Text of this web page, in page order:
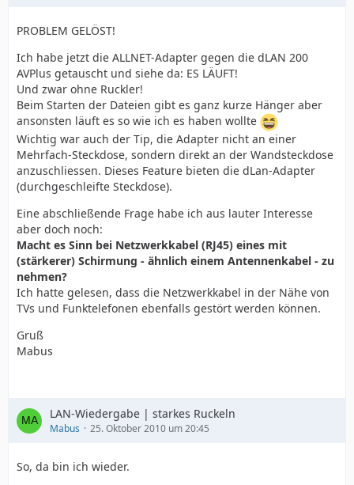
PROBLEM GELÖST!
Ich habe jetzt die ALLNET-Adapter gegen die dLAN 200
AVPlus getauscht und siehe da: ES LÄUFT!
Und zwar ohne Ruckler!
Beim Starten der Dateien gibt es ganz kurze Hänger aber
ansonsten läuft es so wie ich es haben wollte
Wichtig war auch der Tip, die Adapter nicht an einer
Mehrfach-Steckdose, sondern direkt an der Wandsteckdose
anzuschliessen. Dieses Feature bieten die dLan-Adapter
(durchgeschleifte Steckdose).
Eine abschließende Frage habe ich aus lauter Interesse
aber doch noch:
Macht es Sinn bei Netzwerkkabel (RJ45) eines mit
(stärkerer) Schirmung - ähnlich einem Antennenkabel - zu
nehmen?
Ich hatte gelesen, dass die Netzwerkkabel in der Nähe von
TVs und Funktelefonen ebenfalls gestört werden können.
Gruß
Mabus
LAN-Wiedergabe | starkes Ruckeln
Mabus 25. Oktober 2010 um 20:45
So, da bin ich wieder.